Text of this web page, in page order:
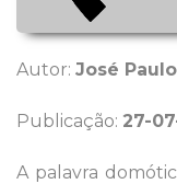
Autor: José
Publicação: 27-
A palavra